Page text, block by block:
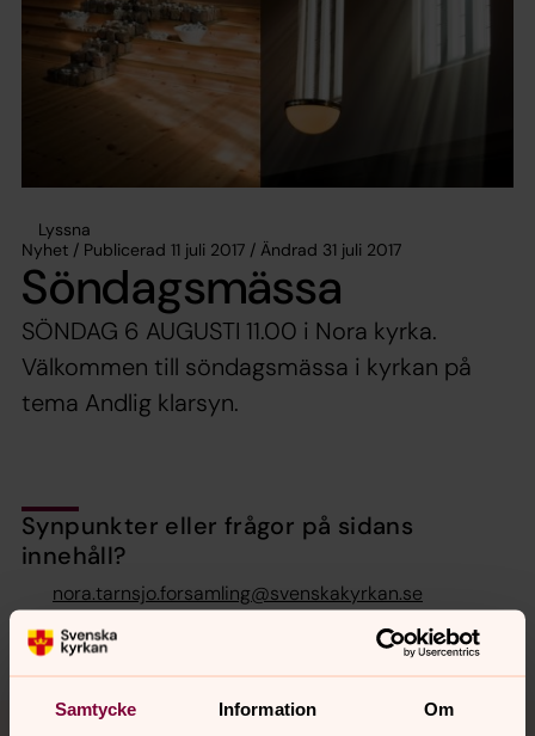
Samtycke Information Om
Lyssna
Nyhet / Publicerad 11 juli 2017 / Ändrad 31 juli 2017
Söndagsmässa
SÖNDAG 6 AUGUSTI 11.00 i Nora kyrka.
Välkommen till söndagsmässa i kyrkan på
tema Andlig klarsyn.
Synpunkter eller frågor på sidans
innehåll?
nora.tarnsjo.forsamling@svenskakyrkan.se
Dela
Tillbaka till toppen
Tillbaka till innehållet